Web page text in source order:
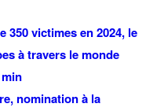
350 victimes en 2024, le
à travers le monde
nomination à la